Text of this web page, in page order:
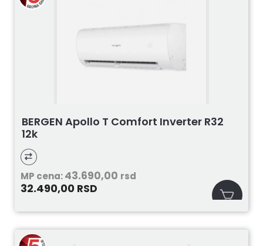
BERGEN Apollo T Comfort Inverter R32
12k
MP cena:43.690,00 rsd
32.490,00 RSD